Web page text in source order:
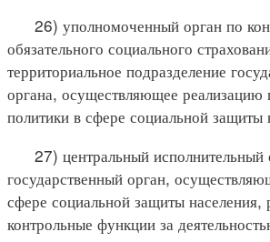
26) уполномоченный орган по
обязательного социального
территориальное подразделение
органа, осуществляющее реализацию
политики в сфере социальной защиты
27) центральный исполнительный
государственный орган,
сфере социальной защиты населения,
контрольные функции за